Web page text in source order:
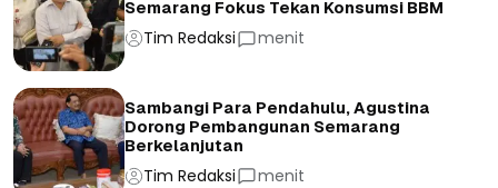
Semarang Fokus Tekan Konsumsi BBM
Tim Redaksi menit
Sambangi Para Pendahulu, Agustina
Dorong Pembangunan Semarang
Berkelanjutan
Tim Redaksi menit